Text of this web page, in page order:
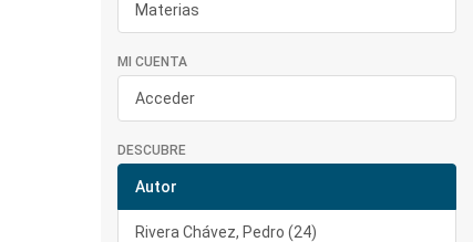
Materias
MI CUENTA
Acceder
DESCUBRE
Autor
Rivera Chávez, Pedro (24)